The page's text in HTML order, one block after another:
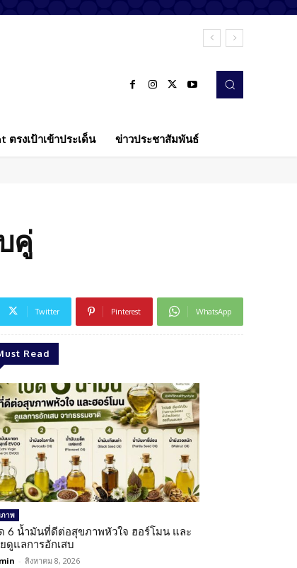
ตรงเป้าเข้าประเด็น ข่าวประชาสัมพันธ์
คู่
Twitter Pinterest WhatsApp
Read
าพ
6 น้ำมันที่ดีต่อสุขภาพหัวใจ ฮอร์โมน และ
ดูแลการอักเสบ
- สิงหาคม 8, 2026